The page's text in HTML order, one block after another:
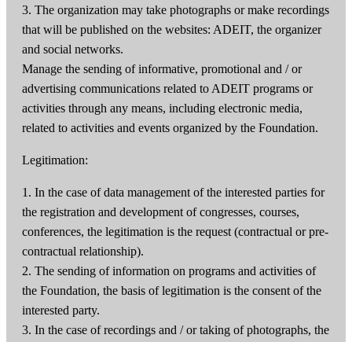
3. The organization may take photographs or make recordings
that will be published on the websites: ADEIT, the organizer
and social networks.
Manage the sending of informative, promotional and / or
advertising communications related to ADEIT programs or
activities through any means, including electronic media,
related to activities and events organized by the Foundation.
Legitimation:
1. In the case of data management of the interested parties for
the registration and development of congresses, courses,
conferences, the legitimation is the request (contractual or pre-
contractual relationship).
2. The sending of information on programs and activities of
the Foundation, the basis of legitimation is the consent of the
interested party.
3. In the case of recordings and / or taking of photographs, the